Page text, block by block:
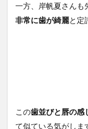
一方、岸帆夏さんも
非常に歯が綺麗と定
この歯並びと唇の感
て似ている気がしま